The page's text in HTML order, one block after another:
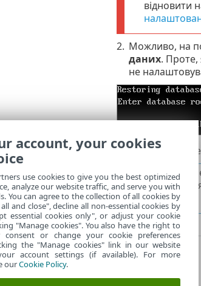
відновити
2. Можливо, на
даних. Проте,
не
Цей процес може
Завжди
database
account, your cookies
use cookies to give you the best optimized
analyze our website traffic, and serve you with
You can agree to the collection of all cookies by
and close", decline all non-essential cookies by
essential cookies only", or adjust your cookie
"Manage cookies". You also have the right to
consent or change your cookie preferences
the "Manage cookies" link in our website
account settings (if available). For more
ourCookie Policy.